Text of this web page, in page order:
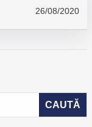
26/08/2020